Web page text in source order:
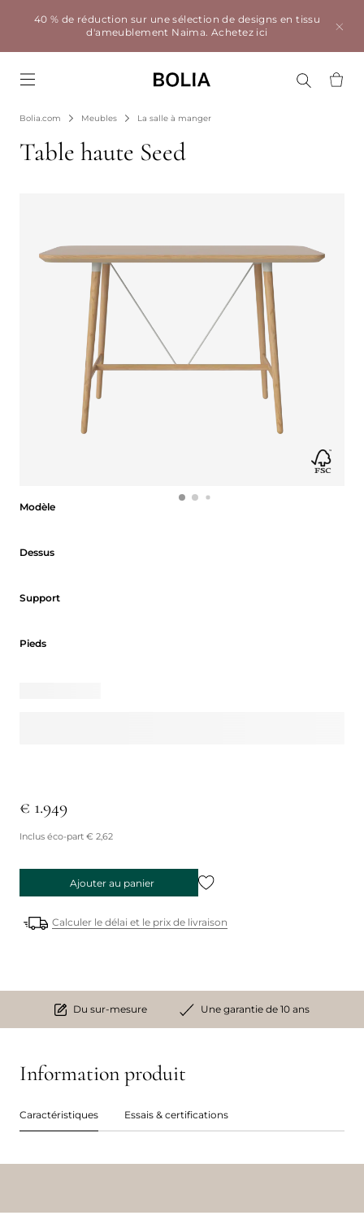
40 % de réduction sur une sélection de designs en tissu
d'ameublement Naima.Achetez ici
Bolia.com Meubles La salle à manger
Table haute Seed
Modèle
Dessus
Support
Pieds
€ 1.949
Inclus éco-part € 2,62
Ajouter au panier
Calculer le délai et le prix de livraison
Du sur-mesure Une garantie de 10 ans
Information produit
Caractéristiques Essais & certifications